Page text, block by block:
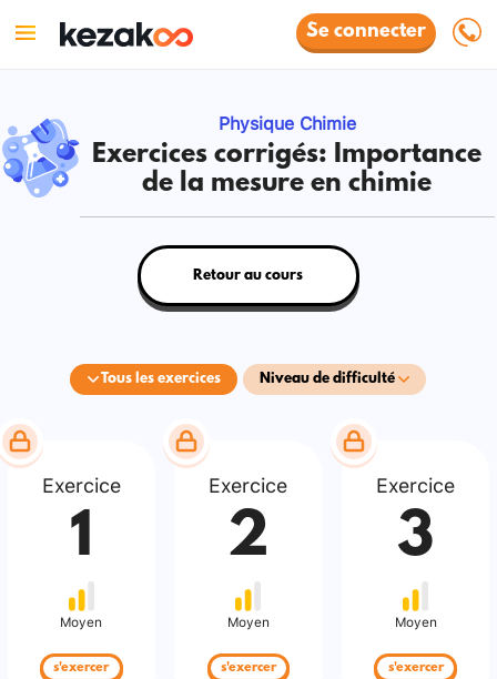
Se connecter
Physique Chimie
Exercices corrigés: Importance
de la mesure en chimie
Tous les exercices Niveau de difficulté
Retour au cours
Exercice
1
Moyen
s'exercer
Exercice
2
Moyen
s'exercer
Exercice
3
Moyen
s'exercer